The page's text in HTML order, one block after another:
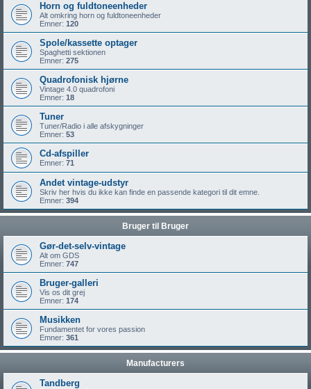
Horn og fuldtoneenheder
Alt omkring horn og fuldtoneenheder
Emner: 120
Spole/kassette optager
Spaghetti sektionen
Emner: 275
Quadrofonisk hjørne
Vintage 4.0 quadrofoni
Emner: 18
Tuner
Tuner/Radio i alle afskygninger
Emner: 53
Cd-afspiller
Emner: 71
Andet vintage-udstyr
Skriv her hvis du ikke kan finde en passende kategori til dit emne.
Emner: 394
Bruger til Bruger
Gør-det-selv-vintage
Alt om GDS
Emner: 747
Bruger-galleri
Vis os dit grej
Emner: 174
Musikken
Fundamentet for vores passion
Emner: 361
Manufacturers
Tandberg